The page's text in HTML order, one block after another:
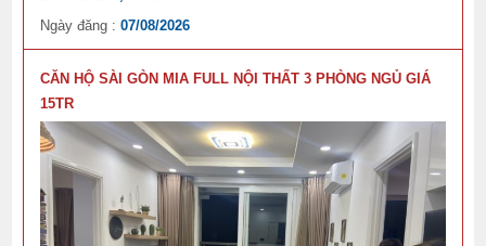
Ngày đăng :07/08/2026
CĂN HỘ SÀI GÒN MIA FULL NỘI THẤT 3 PHÒNG NGỦ GIÁ
15TR